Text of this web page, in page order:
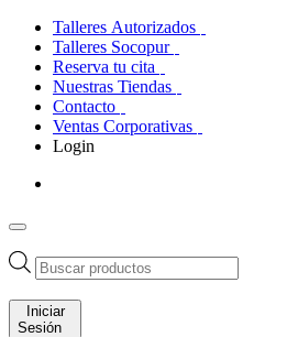
Talleres Autorizados
Talleres Socopur
Reserva tu cita
Nuestras Tiendas
Contacto
Ventas Corporativas
Login
Búsqueda
de
productos
Iniciar
Sesión